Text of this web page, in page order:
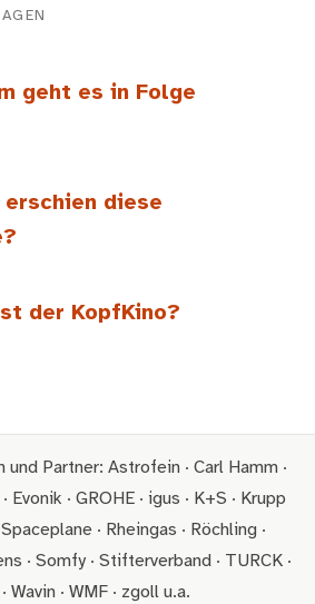
geht es in Folge
erschien diese
der KopfKino?
und Partner: Astrofein · Carl Hamm ·
Evonik · GROHE · igus · K+S · Krupp
· Rheingas · Röchling ·
· Somfy · Stifterverband · TURCK ·
Wavin · WMF · zgoll u.a.